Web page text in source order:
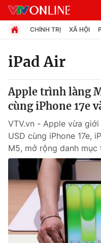
Chuyên mục
Chính trị
Xã hội
Pháp luật
Thế giới
CHÍNH TRỊ XÃ HỘI
iPad Air
Apple trình làng
cùng iPhone 17e
VTV.vn - Apple vừa
USD cùng iPhone 17e,
M5, mở rộng danh